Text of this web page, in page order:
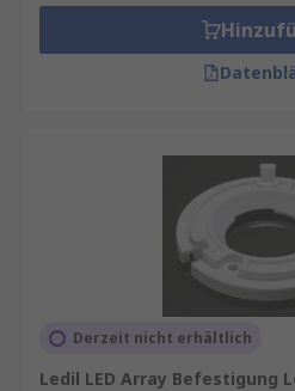
Derzeit nicht erhältlich
Ledil LED Array Befestigung